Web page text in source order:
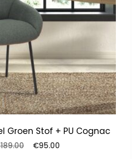
Groen Stof + PU Cognac
189.00
Oorspronkelijke
€95.00